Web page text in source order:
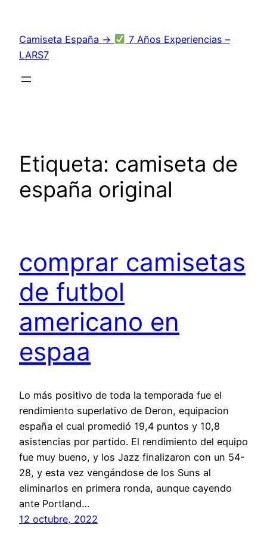
contenido
Camiseta España →
7 Años Experiencias –
LARS7
Etiqueta: camiseta de
españa original
comprar camisetas
de futbol
americano en
espaa
Lo más positivo de toda la temporada fue el
rendimiento superlativo de Deron, equipacion
españa el cual promedió 19,4 puntos y 10,8
asistencias por partido. El rendimiento del equipo
fue muy bueno, y los Jazz finalizaron con un 54-
28, y esta vez vengándose de los Suns al
eliminarlos en primera ronda, aunque cayendo
ante Portland…
12 octubre, 2022